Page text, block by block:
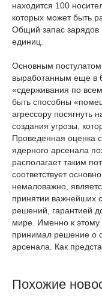
находится 100
которых может быть
Общий запас
единиц.
Основным постулатом
выработанным еще в
«сдерживания по
быть способны
агрессору посягнуть
создания угрозы,
Проведенная оценка
ядерного арсенала
располагает таким
соответствует
немаловажно,
принятии важнейших
решений, гарантией
мире. Именно к этому
принимал решение о
арсенала. Как
Похожие